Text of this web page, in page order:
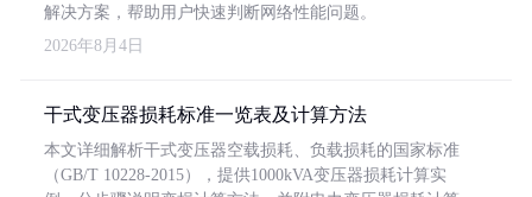
解决方案，帮助用户快速判断网络性能问题。
2026年8月4日
干式变压器损耗标准一览表及计算方法
本文详细解析干式变压器空载损耗、负载损耗的国家标准
（GB/T 10228-2015），提供1000kVA变压器损耗计算实